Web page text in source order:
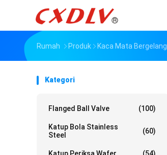
Rumah Produk Kaca Mata Bergelang
Kategori
Flanged Ball Valve (100)
Katup Bola Stainless
Steel
(60)